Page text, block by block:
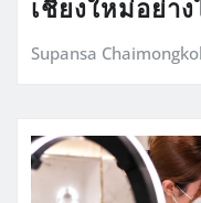
เชียงใหม่อย่าง
Supansa Chaimongkol